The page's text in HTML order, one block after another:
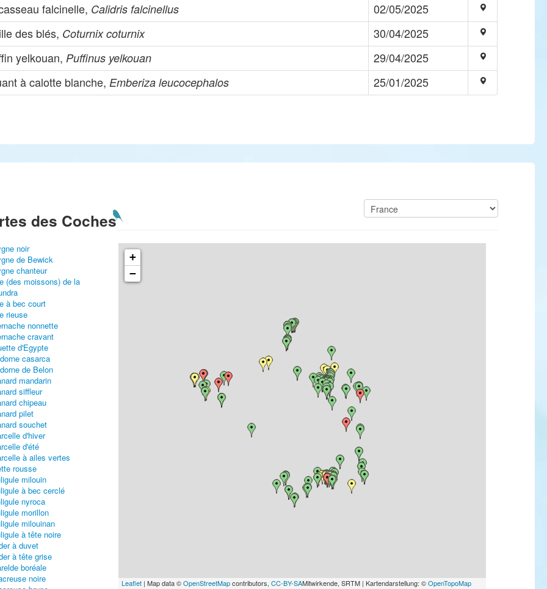
falcinelle, Calidris falcinellus
02/05/2025
des blés, Coturnix coturnix
30/04/2025
yelkouan, Puffinus yelkouan
29/04/2025
à calotte blanche, Emberiza leucocephalos 25/01/2025
des Coches
noir
de Bewick
chanteur
(des moissons) de la
à bec court
rieuse
nonnette
cravant
d'Egypte
casarca
de Belon
mandarin
siffleur
chipeau
pilet
souchet
d'hiver
d'été
à ailes vertes
rousse
milouin
à bec cerclé
nyroca
morillon
milouinan
à tête noire
à duvet
à tête grise
boréale
noire
+
−
Leaflet| Map data ©OpenStreetMapcontributors, CC-BY-SAMitwirkende, SRTM | Kartendarstellung: ©OpenTopoMap